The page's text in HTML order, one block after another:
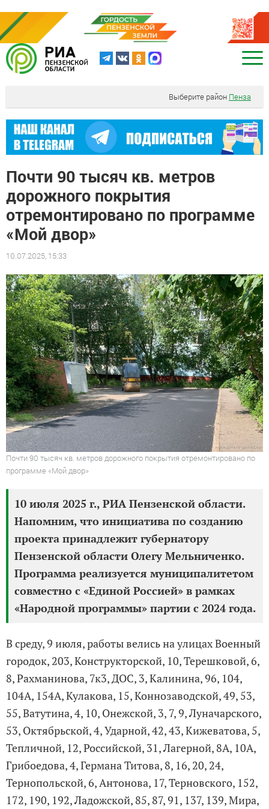
Выберите район Пенза
Почти 90 тысяч кв. метров
дорожного покрытия
отремонтировано по программе
«Мой двор»
10.07.2025, 15:33
Почти 90 тысяч кв. метров дорожного покрытия отремонтировано по
программе «Мой двор»
10 июля 2025 г., РИА Пензенской области.
Напомним, что инициатива по созданию
проекта принадлежит губернатору
Пензенской области Олегу Мельниченко.
Программа реализуется муниципалитетом
совместно с «Единой Россией» в рамках
«Народной программы» партии с 2024 года.
В среду, 9 июля, работы велись на улицах Военный
городок, 203, Конструкторской, 10, Терешковой, 6,
8, Рахманинова, 7к3, ДОС, 3, Калинина, 96, 104,
104А, 154А, Кулакова, 15, Коннозаводской, 49, 53,
55, Ватутина, 4, 10, Онежской, 3, 7, 9, Луначарского,
53, Октябрьской, 4, Ударной, 42, 43, Кижеватова, 5,
Тепличной, 12, Российской, 31, Лагерной, 8А, 10А,
Грибоедова, 4, Германа Титова, 8, 16, 20, 24,
Тернопольской, 6, Антонова, 17, Терновского, 152,
172, 190, 192, Ладожской, 85, 87, 91, 137, 139, Мира,